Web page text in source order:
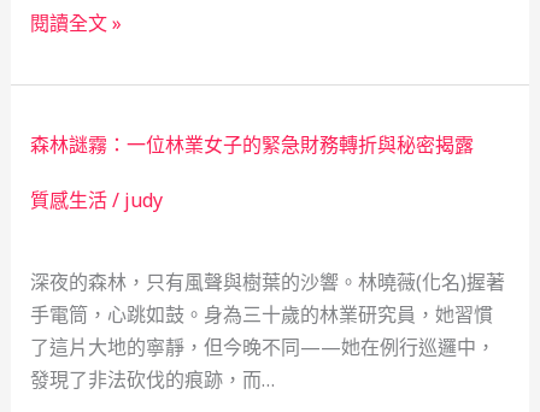
網，
位
泳
教
練
溫
暖
融
資
五
而
天
命：
AI
業
家
的
資
閱讀全文 »
森林謎霧：一位林業女子的緊急財務轉折與秘密揭露
質感生活/ judy
深夜的森林，只有風聲與樹葉的沙響。林曉薇(化名)握著
手電筒，心跳如鼓。身為三十歲的林業研究員，她習慣
了這片大地的寧靜，但今晚不同——她在例行巡邏中，
發現了非法砍伐的痕跡，而…